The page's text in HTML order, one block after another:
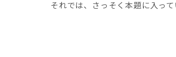
それでは、さっそく本題に入っ